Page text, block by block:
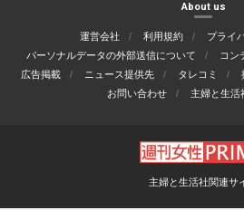
About us
運営会社 利用規約
プライ
パーソナルデータの外部送信について
コン
広告掲載
ニュース提供先 タレコミ
お問い合わせ
主婦と生活
主婦と生活社関連サ